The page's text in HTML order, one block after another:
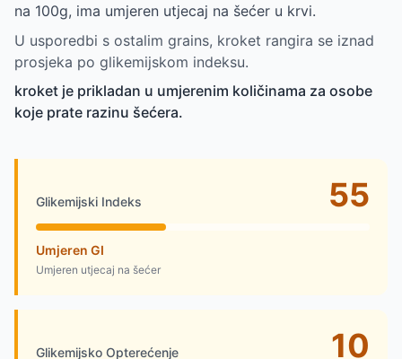
na 100g, ima umjeren utjecaj na šećer u krvi.
U usporedbi s ostalim grains, kroket rangira se iznad
prosjeka po glikemijskom indeksu.
kroket je prikladan u umjerenim količinama za osobe
koje prate razinu šećera.
Glikemijski Indeks 55
Umjeren GI
Umjeren utjecaj na šećer
Glikemijsko Opterećenje 10